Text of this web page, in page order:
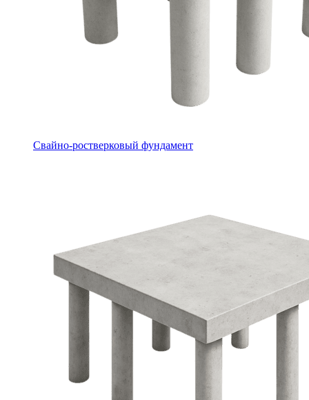
Свайно-ростверковый фундамент